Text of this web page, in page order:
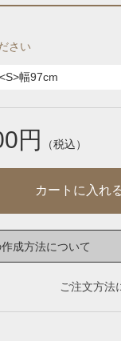
さい
幅97cm
円 （税込）
カートに入れ
成方法について
ご注文方法